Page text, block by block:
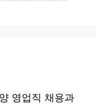
영업직 채용과